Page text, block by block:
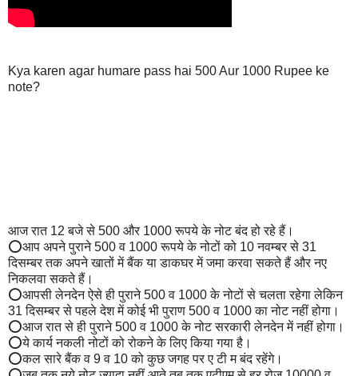
Kya karen agar humare pass hai 500 Aur 1000 Rupee ke
note?
आज रात 12 बजे से 500 और 1000 रूपये के नोट बंद हो रहे हैं।
⭕आप अपने पुराने 500 व 1000 रूपये के नोटों को 10 नवम्बर से 31
दिसम्बर तक अपने खातों में बैंक या डाकघर में जमा करवा सकते हैं और नए
निकलवा सकते हैं।
⭕आपसी लेनदेन ऐसे ही पुराने 500 व 1000 के नोटों से चलता रहेगा लेकिन
31 दिसम्बर से पहले देश में कोई भी पुराण 500 व 1000 का नोट नहीं होगा।
⭕आज रात से ही पुराने 500 व 1000 के नोट सरकारी लेनदेन में नहीं होगा।
⭕ये कार्य नकली नोटों को रोकने के लिए किया गया है।
⭕कल सारे बैंक व 9 व 10 को कुछ जगह पर ए टी म बंद रहेंगे।